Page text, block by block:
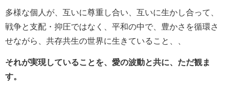
多様な個人が、互いに尊重し合い、互いに生かし合って、
戦争と支配・抑圧ではなく、平和の中で、豊かさを循環さ
せながら、共存共生の世界に生きていること、、
それが実現していることを、愛の波動と共に、ただ観ま
す。